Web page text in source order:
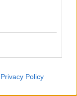
Privacy Policy